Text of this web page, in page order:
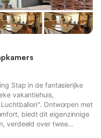
Stap in de fantasierijke
vakantiehuis,
Ontworpen met
biedt dit eigenzinnige
verdeeld over twee